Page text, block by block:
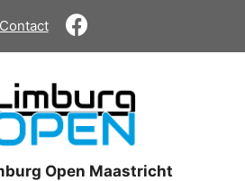
Contact
Open Maastricht